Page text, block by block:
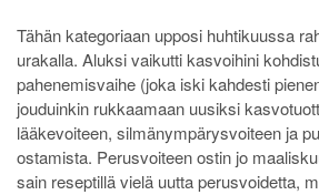
Tähän kategoriaan upposi huhtikuussa
urakalla. Aluksi vaikutti kasvoihini
pahenemisvaihe (joka iski kahdesti
jouduinkin rukkaamaan uusiksi
lääkevoiteen, silmänympärysvoiteen ja
ostamista. Perusvoiteen ostin jo
sain reseptillä vielä uutta perusvoidetta,